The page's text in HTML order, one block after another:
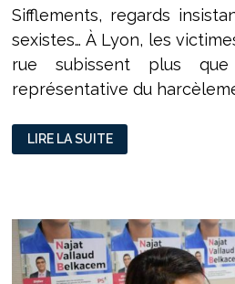
Sifflements, regards
sexistes… À Lyon, les
rue subissent plus que
représentative du
HARCELEMENT
DE
RUE
DEPUIS
LE
CONFINEMENT.
LIRE LA SUITE